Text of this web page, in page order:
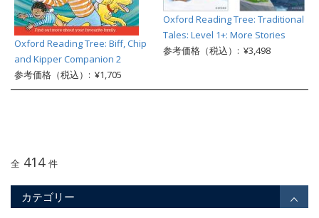
Oxford Reading Tree: Biff, Chip
and Kipper Companion 2
参考価格（税込）: ¥1,705
Oxford Reading Tree: Traditional
Tales: Level 1+: More Stories
参考価格（税込）: ¥3,498
全 414 件
カテゴリー